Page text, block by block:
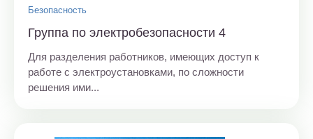
Безопасность
Группа по электробезопасности 4
Для разделения работников, имеющих доступ к
работе с электроустановками, по сложности
решения ими...